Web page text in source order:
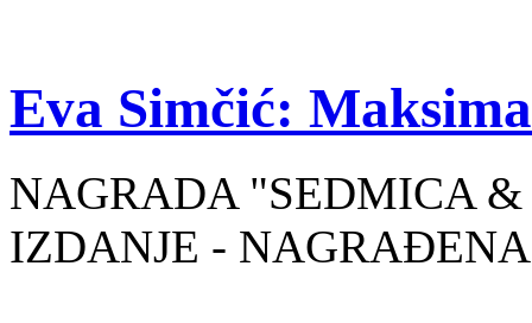
Eva Simčić:
NAGRADA "SEDMICA
IZDANJE -